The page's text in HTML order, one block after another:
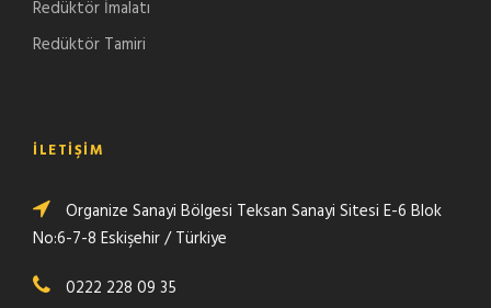
Redüktör İmalatı
Redüktör Tamiri
İLETIŞIM
Organize Sanayi Bölgesi Teksan Sanayi Sitesi E-6 Blok
No:6-7-8 Eskişehir / Türkiye
0222 228 09 35